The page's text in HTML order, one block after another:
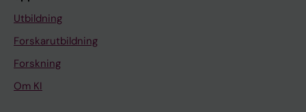
Utbildning
Forskarutbildning
Forskning
Om KI